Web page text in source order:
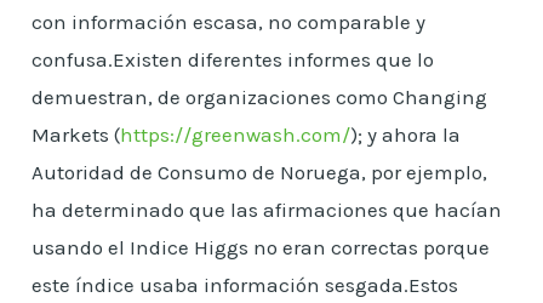
con información escasa, no comparable y
confusa.Existen diferentes informes que lo
demuestran, de organizaciones como Changing
Markets (https://greenwash.com/); y ahora la
Autoridad de Consumo de Noruega, por ejemplo,
ha determinado que las afirmaciones que hacían
usando el Indice Higgs no eran correctas porque
este índice usaba información sesgada.Estos